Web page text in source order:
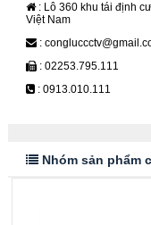
: Lô 360 khu tái định
Việt Nam
:
: 02253.795.111
: 0913.010.111
Nhóm sản phẩm